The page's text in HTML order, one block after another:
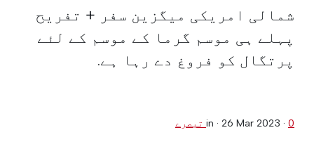
شمالی امریکی میگزین سفر + تفریح
پہلے ہی موسم گرما کے موسم کے لئے
پرتگال کو فروغ دے رہا ہے.
in · 26 Mar 2023 · 0 تبصرے